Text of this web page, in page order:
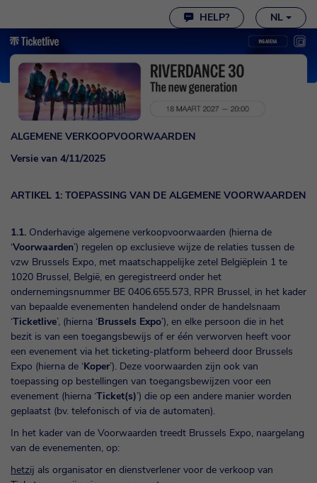
HELP? NL
ALGEMENE VERKOOPVOORWAARDEN
Versie van 4/11/2025
ARTIKEL 1: TOEPASSING VAN DE ALGEMENE VOORWAARDEN
1.1. Onderhavige algemene verkoopvoorwaarden (hierna de
‘Voorwaarden’) regelen op exclusieve wijze de relaties tussen de
vzw Brussels Expo, met maatschappelijke zetel Belgiëplein 1 te
1020 Brussel, België, en geregistreerd onder het
ondernemingsnummer BE 0406.655.573, RPR Brussel, in het kader
van bepaalde evenementen handelend onder de handelsnaam
‘Ticketlive’, (hierna ‘Brussels Expo’), en elke persoon die in het
bezit is van een toegangsbewijs of er één verworven heeft voor
een evenement via het ticketing-platform beheerd door Brussels
Expo (hierna de ‘Koper’). Deze voorwaarden zijn ook van
toepassing op bestellingen van toegangsbewijzen voor een
evenement (hierna ‘Ticket(s)’) die op een andere manier worden
geplaatst (bv. telefonisch of via de automaten).
In het kader van de Voorwaarden treedt Brussels Expo, naargelang
van de evenementen, op:
hetzij als organisator en dienstverlener voor de verkoop van